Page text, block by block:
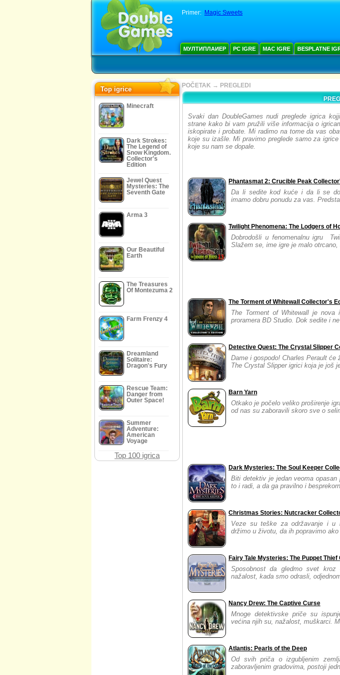
Primer: Magic Sweets
МУЛТИПЛАИЕР PC IGRE MAC IGRE BESPLATNE
Top igrice
Minecraft
Dark Strokes:
The Legend of
Snow Kingdom.
Collector's
Edition
Jewel Quest
Mysteries: The
Seventh Gate
Arma 3
Our Beautiful
Earth
The Treasures
Of Montezuma 2
Farm Frenzy 4
Dreamland
Solitaire:
Dragon's Fury
Rescue Team:
Danger from
Outer Space!
Summer
Adventure:
American
Voyage
Top 100 igrica
POČETAK → PREGLEDI
Svaki dan DoubleGames nudi preglede igrica
strane kako bi vam pružili više informacija o
iskopirate i probate. Mi radimo na tome da vas
koje su izašle. Mi pravimo preglede samo za
koje su nam se dopale.
Phantasmat 2: Crucible Peak
Da li sedite kod kuće i da li se
imamo dobru ponudu za vas.
Twilight Phenomena: The Lodgers of
Dobrodošli u fenomenalnu igru
Slažem se, ime igre je malo
The Torment of Whitewall Collector's
The Torment of Whitewall je nova
proramera BD Studio. Dok sedite i
Detective Quest: The Crystal Slipper
Dame i gospodo! Charles Perault
The Crystal Slipper igrici koja je još
Barn Yarn
Otkako je počelo veliko proširenje
od nas su zaboravili skoro sve o
Dark Mysteries: The Soul Keeper
Biti detektiv je jedan veoma
to i radi, a da ga pravilno i
Christmas Stories: Nutcracker
Veze su teške za održavanje i u
držimo u životu, da ih popravimo
Fairy Tale Mysteries: The Puppet
Sposobnost da gledmo svet
nažalost, kada smo odrasli,
Nancy Drew: The Captive Curse
Mnoge detektivske priče su
većina njih su, nažalost, muškarci.
Atlantis: Pearls of the Deep
Od svih priča o izgubljenim
zaboravljenim gradovima, postoji